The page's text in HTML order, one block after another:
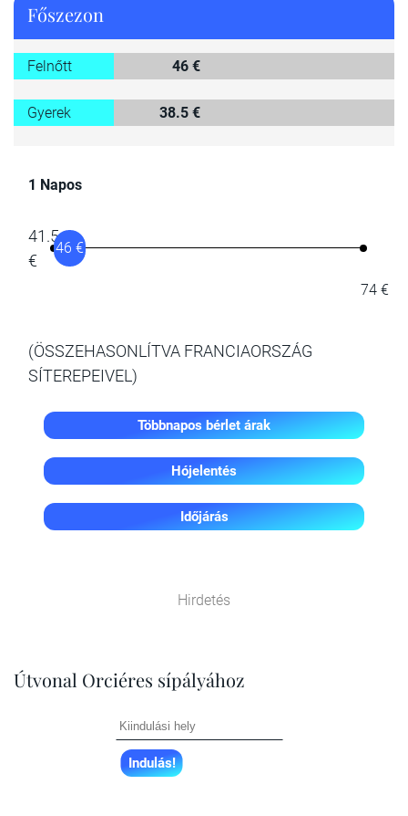
Főszezon
Felnőtt 46 €
Gyerek 38.5 €
1 Napos
41.5
€
46 €
74 €
(ÖSSZEHASONLÍTVA FRANCIAORSZÁG
SÍTEREPEIVEL)
Többnapos bérlet árak
Hójelentés
Időjárás
Hirdetés
Útvonal Orciéres sípályához
Indulás!